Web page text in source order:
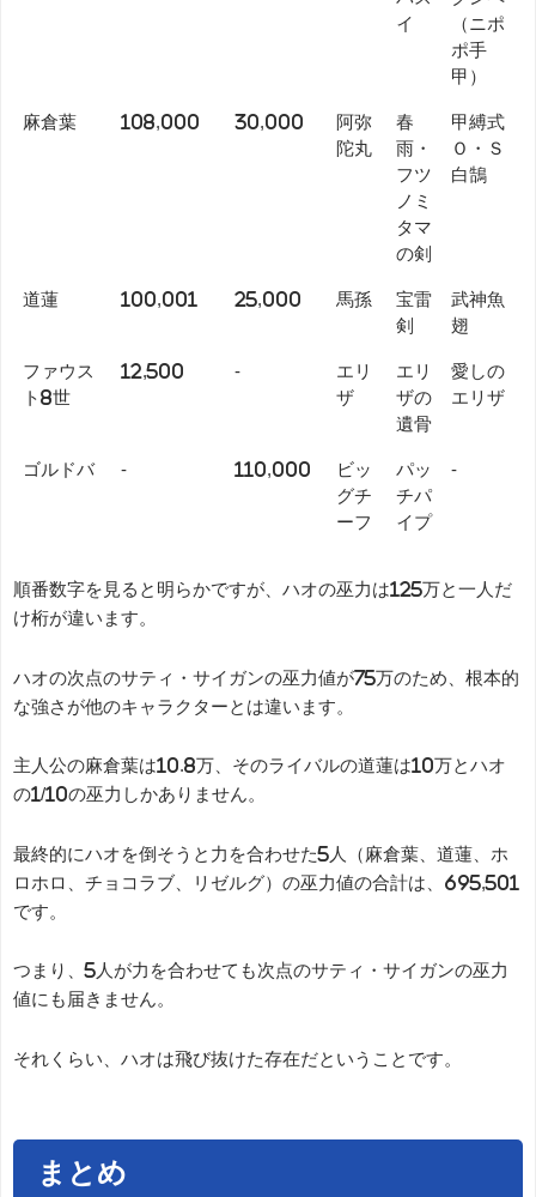
イ
（ニポ
ポ手
甲）
麻倉葉 108,000 30,000
阿弥
陀丸
春
雨・
フツ
ノミ
タマ
の剣
甲縛式
Ｏ・Ｓ
白鵠
道蓮 100,001 25,000 馬孫
宝雷
剣
武神魚
翅
ファウス
ト8世
12,500 -
エリ
ザ
エリ
ザの
遺骨
愛しの
エリザ
ゴルドバ - 110,000
ビッ
グチ
ーフ
パッ
チパ
イプ
-
順番数字を見ると明らかですが、ハオの巫力は125万と一人だ
け桁が違います。
ハオの次点のサティ・サイガンの巫力値が75万のため、根本的
な強さが他のキャラクターとは違います。
主人公の麻倉葉は10.8万、そのライバルの道蓮は10万とハオ
の1/10の巫力しかありません。
最終的にハオを倒そうと力を合わせた5人（麻倉葉、道蓮、ホ
ロホロ、チョコラブ、リゼルグ）の巫力値の合計は、695,501
です。
つまり、5人が力を合わせても次点のサティ・サイガンの巫力
値にも届きません。
それくらい、ハオは飛び抜けた存在だということです。
まとめ